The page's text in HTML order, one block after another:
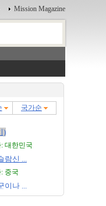
Mission Magazine